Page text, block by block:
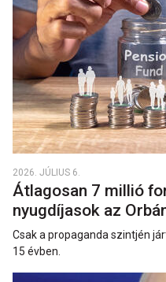
2026. JÚLIUS 6.
Átlagosan 7 millió
nyugdíjasok az
Csak a propaganda szintjén
15 évben.